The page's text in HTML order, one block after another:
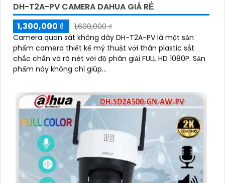
DH-T2A-PV CAMERA DAHUA GIÁ RẺ
1,300,000 ₫
1,600,000 ₫
Camera quan sát không dây DH-T2A-PV là một sản
phẩm camera thiết kế mỹ thuật với thân plastic sắt
chắc chắn và rõ nét với độ phân giải FULL HD 1080P. Sản
phẩm này không chỉ giúp...